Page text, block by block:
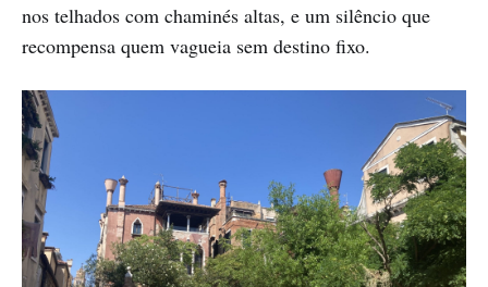
nos telhados com chaminés altas, e um silêncio que
recompensa quem vagueia sem destino fixo.